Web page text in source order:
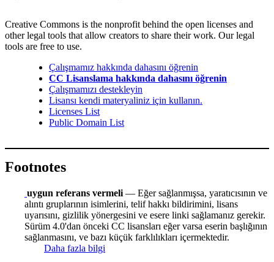
Creative Commons is the nonprofit behind the open licenses and
other legal tools that allow creators to share their work. Our legal
tools are free to use.
Çalışmamız hakkında dahasını öğrenin
CC Lisanslama hakkında dahasını öğrenin
Çalışmamızı destekleyin
Lisansı kendi materyaliniz için kullanın.
Licenses List
Public Domain List
Footnotes
uygun referans vermeli — Eğer sağlanmışsa, yaratıcısının ve
alıntı gruplarının isimlerini, telif hakkı bildirimini, lisans
uyarısını, gizlilik yönergesini ve esere linki sağlamanız gerekir.
Sürüm 4.0'dan önceki CC lisansları eğer varsa eserin başlığının
sağlanmasını, ve bazı küçük farklılıkları içermektedir.
Daha fazla bilgi